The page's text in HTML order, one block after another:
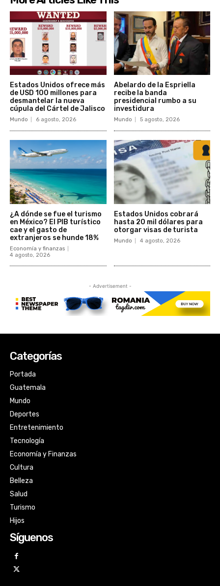
Categorías
Portada
Guatemala
Mundo
Deportes
Entretenimiento
Tecnología
Economía y Finanzas
Cultura
Belleza
Salud
Turismo
Hijos
Síguenos